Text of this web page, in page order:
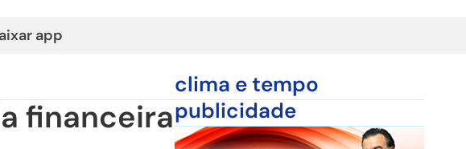
app
financeira
clima e tempo
publicidade